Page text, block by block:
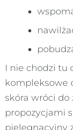
I nie chodzi tu
kompleksowe
skóra wróci do
propozycjami
pielęgnacyjny